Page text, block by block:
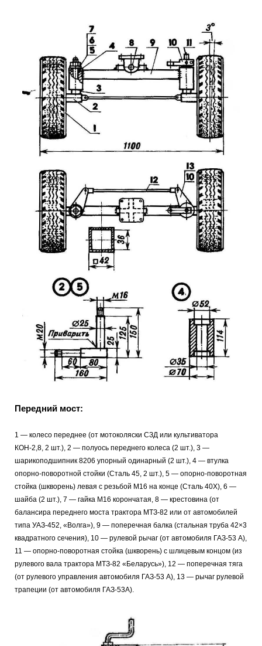
Передний мост:
1 — колесо переднее (от мотоколяски СЗД или культиватора
КОН-2,8, 2 шт.), 2 — полуось переднего колеса (2 шт.), 3 —
шарикоподшипник 8206 упорный одинарный (2 шт.), 4 — втулка
опорно-поворотной стойки (Сталь 45, 2 шт.), 5 — опорно-поворотная
стойка (шкворень) левая с резьбой М16 на конце (Сталь 40Х), 6 —
шайба (2 шт.), 7 — гайка М16 корончатая, 8 — крестовина (от
балансира переднего моста трактора МТЗ-82 или от автомобилей
типа УАЗ-452, «Волга»), 9 — поперечная балка (стальная труба 42×3
квадратного сечения), 10 — рулевой рычаг (от автомобиля ГАЗ-53 А),
11 — опорно-поворотная стойка (шкворень) с шлицевым концом (из
рулевого вала трактора МТЗ-82 «Беларусь»), 12 — поперечная тяга
(от рулевого управления автомобиля ГАЗ-53 А), 13 — рычаг рулевой
трапеции (от автомобиля ГАЗ-53А).